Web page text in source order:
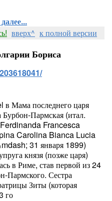
вверх^ к полной версии
Бориса
Мама последнего царя
Пармская (итал.
Francesca
Carolina Bianca Lucia
31 января 1899)
князя (позже царя)
в Риме, став первой из 24
Пармского. Сестра
Зиты (которая
го